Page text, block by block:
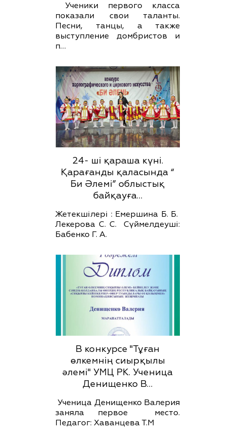
Ученики первого класса
показали свои таланты.
Песни, танцы, а также
выступление домбристов и
п…
24- ші қараша күні.
Қарағанды қаласында “
Би Әлемі” облыстық
байқауға…
Жетекшілері : Емершина Б. Б.
Лекерова С. С. Сүймелдеуші:
Бабенко Г. А.
В конкурсе "Тұған
өлкемнің сиырқылы
әлемі" УМЦ РК. Ученица
Денищенко В…
Ученица Денищенко Валерия
заняла первое место.
Педагог: Хаванцева Т.М